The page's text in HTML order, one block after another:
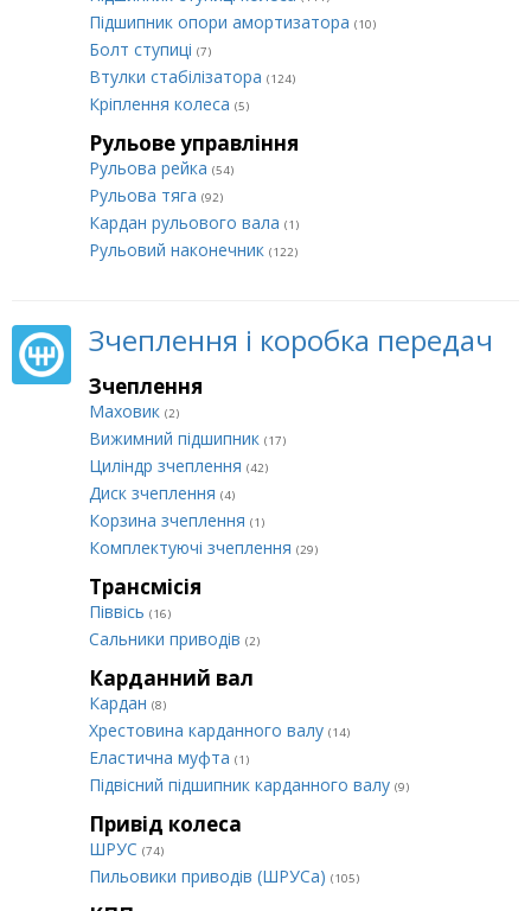
Підшипник опори амортизатора (10)
Болт ступиці (7)
Втулки стабілізатора (124)
Кріплення колеса (5)
Рульове управління
Рульова рейка (54)
Рульова тяга (92)
Кардан рульового вала (1)
Рульовий наконечник (122)
Зчеплення і коробка передач
Зчеплення
Маховик (2)
Вижимний підшипник (17)
Циліндр зчеплення (42)
Диск зчеплення (4)
Корзина зчеплення (1)
Комплектуючі зчеплення (29)
Трансмісія
Піввісь (16)
Сальники приводів (2)
Карданний вал
Кардан (8)
Хрестовина карданного валу (14)
Еластична муфта (1)
Підвісний підшипник карданного валу (9)
Привід колеса
ШРУС (74)
Пильовики приводів (ШРУСа) (105)